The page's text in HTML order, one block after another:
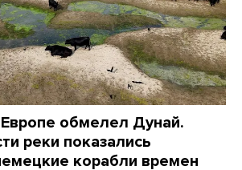
обмелел Дунай.
реки показались
корабли времен